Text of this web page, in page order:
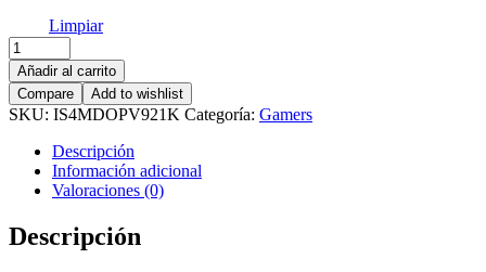
Limpiar
Mouse
Grip
Tape
Sticker
cantidad
Añadir al carrito
Compare
Add to wishlist
SKU: IS4MDOPV921K Categoría: Gamers
Descripción
Información adicional
Valoraciones (0)
Descripción